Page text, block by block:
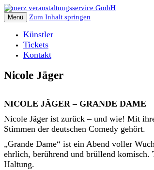
Menü Zum Inhalt springen
Künstler
Tickets
Kontakt
Nicole Jäger
NICOLE JÄGER – GRANDE DAME
Nicole Jäger ist zurück – und wie! Mit
Stimmen der deutschen Comedy gehört.
„Grande Dame“ ist ein Abend voller
ehrlich, berührend und brüllend komisch.
Haltung.